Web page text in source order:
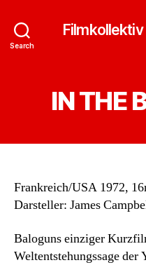
Search
IN THE
Frankreich/USA 1972,
Darsteller: James
Baloguns einziger
Weltentstehungssage der